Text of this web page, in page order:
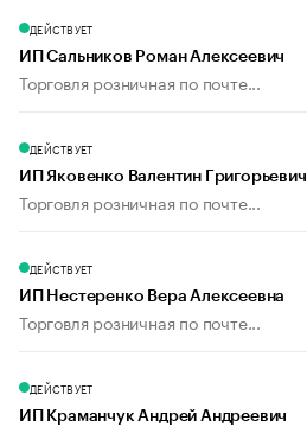
ДЕЙСТВУЕТ
ИП Сальников Роман Алексеевич
Торговля розничная по почте...
ДЕЙСТВУЕТ
ИП Яковенко Валентин Григорьевич
Торговля розничная по почте...
ДЕЙСТВУЕТ
ИП Нестеренко Вера Алексеевна
Торговля розничная по почте...
ДЕЙСТВУЕТ
ИП Краманчук Андрей Андреевич